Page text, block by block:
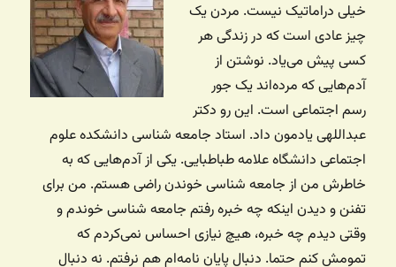
خیلی دراماتیک نیست. مردن یک
چیز عادی است که در زندگی هر
کسی پیش می‌یاد. نوشتن از
آدم‌هایی که مرده‌اند یک جور
رسم اجتماعی است. این رو دکتر
عبداللهی یادمون داد. استاد جامعه شناسی دانشکده علوم
اجتماعی دانشگاه علامه طباطبایی. یکی از آدم‌هایی که به
خاطرش من از جامعه شناسی خوندن راضی هستم. من برای
تفنن و دیدن اینکه چه خبره رفتم جامعه شناسی خوندم و
وقتی دیدم چه خبره، هیچ نیازی احساس نمی‌کردم که
تمومش کنم حتما. دنبال پایان نامه‌ام هم نرفتم. نه دنبال